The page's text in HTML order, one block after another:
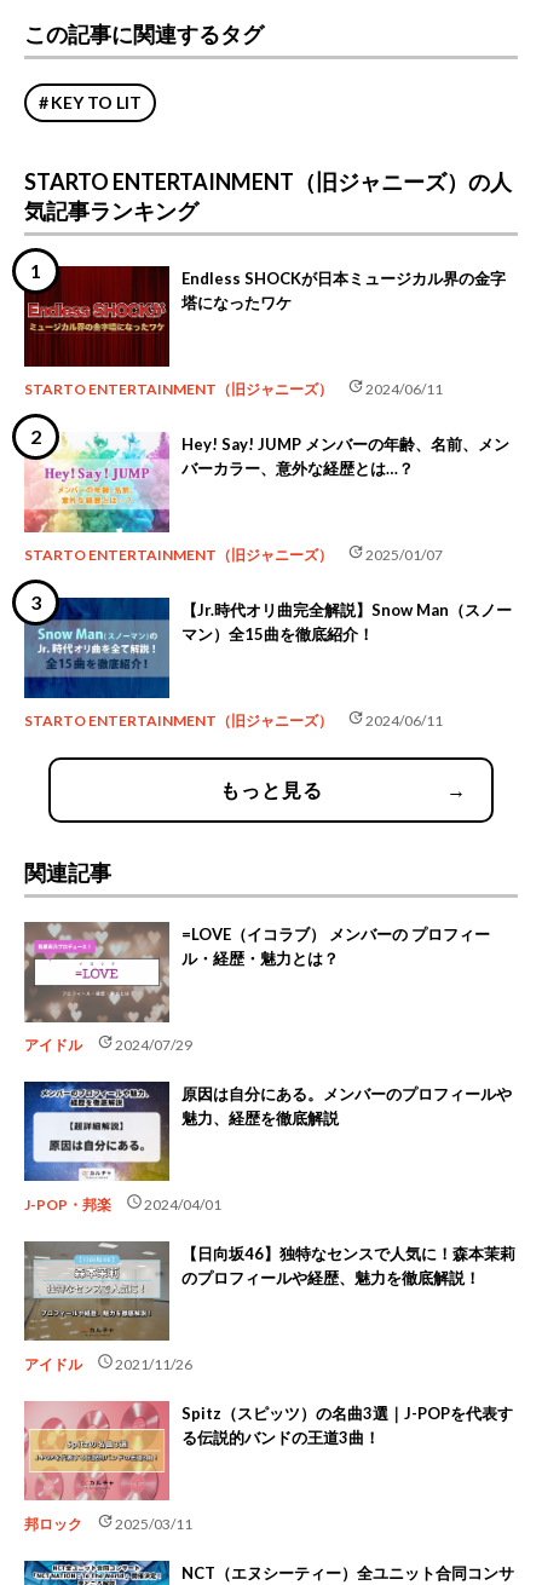
この記事に関連するタグ
KEY TO LIT
STARTO ENTERTAINMENT（旧ジャニーズ）の人
気記事ランキング
Endless SHOCKが日本ミュージカル界の金字
塔になったワケ
STARTO ENTERTAINMENT（旧ジャニーズ） update2024/06/11
Hey! Say! JUMP メンバーの年齢、名前、メン
バーカラー、意外な経歴とは…？
STARTO ENTERTAINMENT（旧ジャニーズ） update2025/01/07
【Jr.時代オリ曲完全解説】Snow Man（スノー
マン）全15曲を徹底紹介！
STARTO ENTERTAINMENT（旧ジャニーズ） update2024/06/11
もっと見る →
関連記事
=LOVE（イコラブ） メンバーの プロフィー
ル・経歴・魅力とは？
アイドル update2024/07/29
原因は自分にある。メンバーのプロフィールや
魅力、経歴を徹底解説
J-POP・邦楽 schedule2024/04/01
【日向坂46】独特なセンスで人気に！森本茉莉
のプロフィールや経歴、魅力を徹底解説！
アイドル schedule2021/11/26
Spitz（スピッツ）の名曲3選｜J-POPを代表す
る伝説的バンドの王道3曲！
邦ロック update2025/03/11
NCT（エヌシーティー）全ユニット合同コンサ